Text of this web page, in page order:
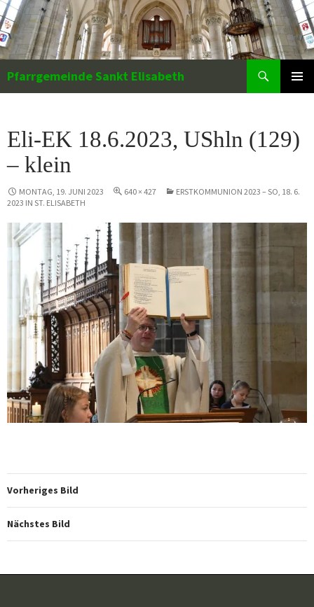
Zum
Inhalt
springen
Pfarrgemeinde Sankt Elisabeth
Eli-EK 18.6.2023, UShln (129)
– klein
MONTAG, 19. JUNI 2023 640 × 427
ERSTKOMMUNION 2023 – SO, 18. 6.
2023 IN ST. ELISABETH
Vorheriges Bild
Nächstes Bild